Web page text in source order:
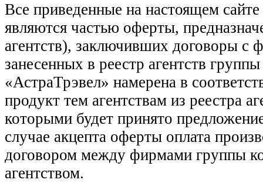
Все приведенные на настоящем
являются частью оферты,
агентств), заключивших договоры
занесенных в реестр агентств
«АстраТрэвел» намерена в
продукт тем агентствам из реестра
которыми будет принято
случае акцепта оферты оплата
договором между фирмами группы
агентством.